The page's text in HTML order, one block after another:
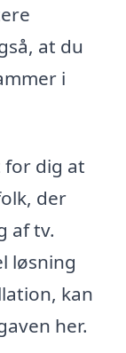
at du
i
for dig at
der
af tv.
løsning
kan
her.